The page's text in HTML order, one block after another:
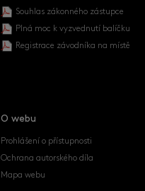
Souhlas zákonného zástupce
Plná moc k vyzvednutí balíčku
Registrace závodníka na místě
O webu
Prohlášení o přístupnosti
Ochrana autorského díla
Mapa webu